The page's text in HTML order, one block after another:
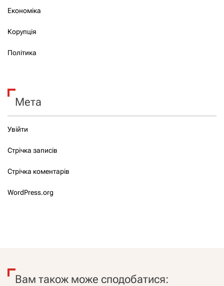
Економіка
Корупція
Політика
Мета
Увійти
Стрічка записів
Стрічка коментарів
WordPress.org
Вам також може сподобатися: